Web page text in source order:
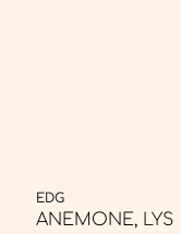
EDG
ANEMONE, LYS